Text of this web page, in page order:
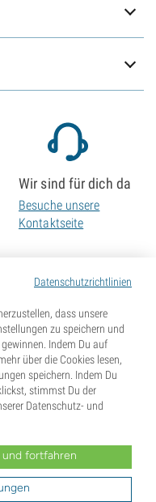
Datenschutzrichtlinien
dass unsere
zu speichern und
Indem Du auf
über die Cookies lesen,
speichern. Indem Du
stimmst Du der
Datenschutz- und
und fortfahren
Wir sind für dich da
Besuche unsere
Kontaktseite
die Keimung von Samen illegal. Informiere
auf jeglichen Haftungsanspruch
Gesetze verstößt.